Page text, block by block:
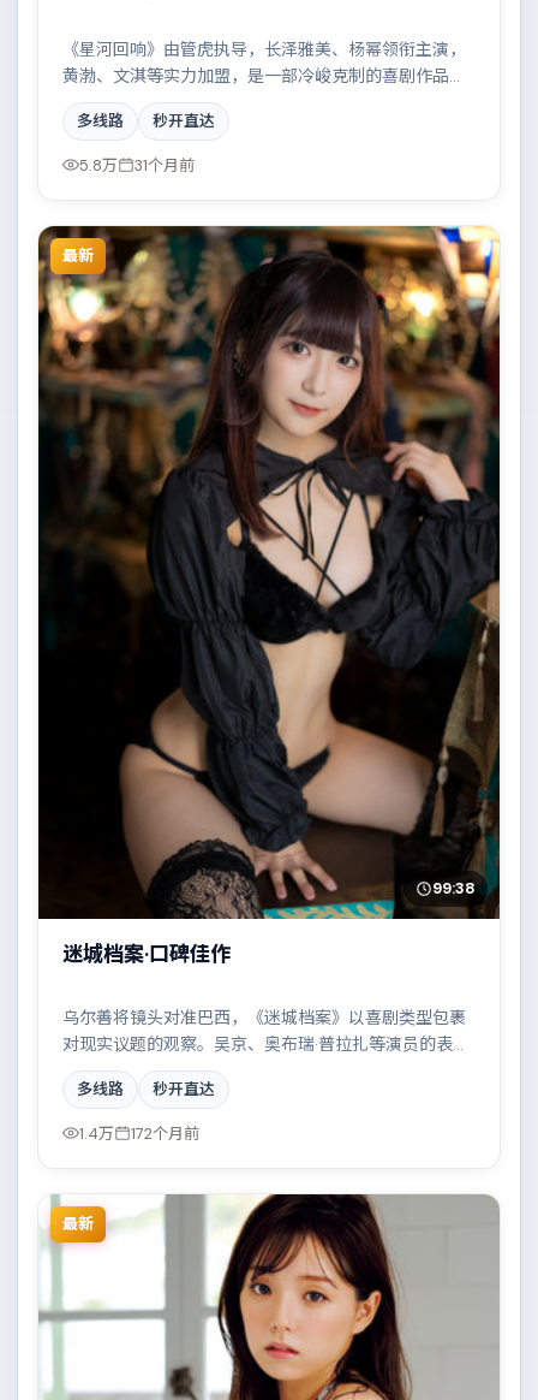
《星河回响》由管虎执导，长泽雅美、杨幂领衔主演，
黄渤、文淇等实力加盟，是一部冷峻克制的喜剧作品。
故事主要发生在巴西，科技伦理与情感羁绊形成强烈对
撞。影片在视听语言与叙事节奏上均有突破，适合喜欢
深度叙事的观众。
多线路 秒开直达
5.8万 31个月前
最新
99:38
迷城档案·口碑佳作
乌尔善将镜头对准巴西，《迷城档案》以喜剧类型包裹
对现实议题的观察。吴京、奥布瑞·普拉扎等演员的表演
层次丰富，都市霓虹下的人性试炼与自我救赎。全片在
类型元素与人文关怀之间取得平衡。
多线路 秒开直达
1.4万 172个月前
最新